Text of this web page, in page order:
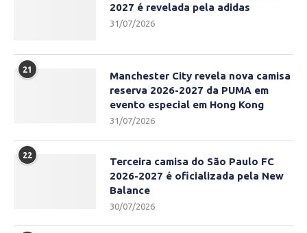
2027 é revelada pela adidas
31/07/2026
21
Manchester City revela nova camisa
reserva 2026-2027 da PUMA em
evento especial em Hong Kong
31/07/2026
22
Terceira camisa do São Paulo FC
2026-2027 é oficializada pela New
Balance
30/07/2026